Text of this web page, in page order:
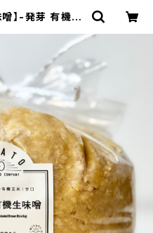
】-発芽 有機玄
噌 発酵食品 有
の発酵食品】カ
工房オンライン